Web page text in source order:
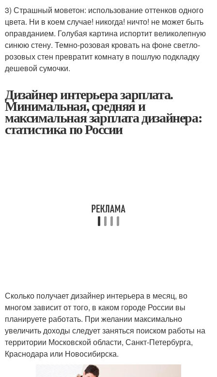
3) Страшный моветон: использование оттенков одного
цвета. Ни в коем случае! никогда! ничто! не может быть
оправданием. Голубая картина испортит великолепную
синюю стену. Темно-розовая кровать на фоне светло-
розовых стен превратит комнату в пошлую подкладку
дешевой сумочки.
Дизайнер интерьера зарплата.
Минимальная, средняя и
максимальная зарплата дизайнера:
статистика по России
Сколько получает дизайнер интерьера в месяц, во
многом зависит от того, в каком городе России вы
планируете работать. При желании максимально
увеличить доходы следует заняться поиском работы на
территории Московской области, Санкт-Петербурга,
Краснодара или Новосибирска.